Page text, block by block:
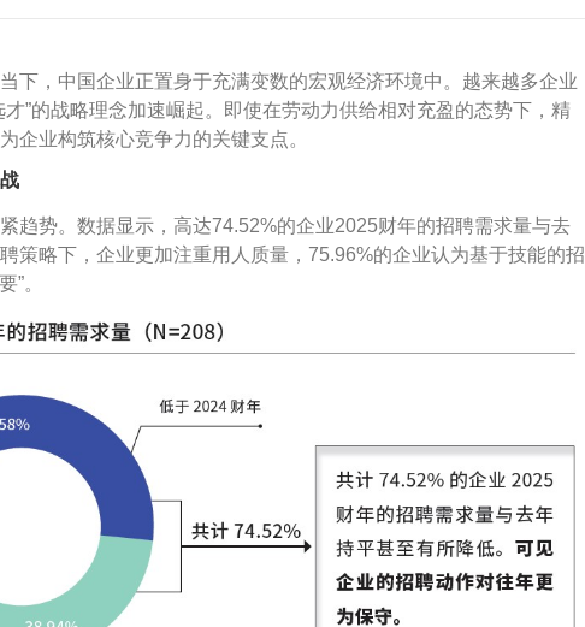
下，中国企业正置身于充满变数的宏观经济环境中。越来越多企业
”的战略理念加速崛起。即使在劳动力供给相对充盈的态势下，精
企业构筑核心竞争力的关键支点。
趋势。数据显示，高达74.52%的企业2025财年的招聘需求量与去
策略下，企业更加注重用人质量，75.96%的企业认为基于技能的招
”。